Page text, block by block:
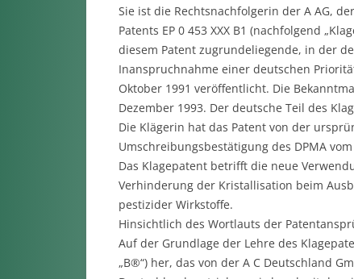
Sie ist die Rechtsnachfolgerin der A AG,
Patents EP 0 453 XXX B1 (nachfolgend
diesem Patent zugrundeliegende, in der
Inanspruchnahme einer deutschen
Oktober 1991 veröffentlicht. Die
Dezember 1993. Der deutsche Teil des
Die Klägerin hat das Patent von der
Umschreibungsbestätigung des DPMA
Das Klagepatent betrifft die neue
Verhinderung der Kristallisation beim
pestizider Wirkstoffe.
Hinsichtlich des Wortlauts der
Auf der Grundlage der Lehre des
„B®“) her, das von der A C Deutschland